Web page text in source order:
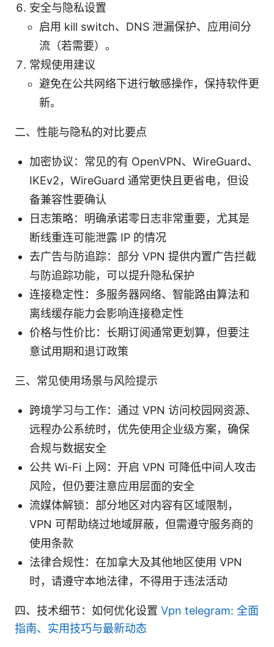
安全与隐私设置
启用 kill switch、DNS 泄漏保护、应用间分
流（若需要）。
常规使用建议
避免在公共网络下进行敏感操作，保持软件更
新。
二、性能与隐私的对比要点
加密协议：常见的有 OpenVPN、WireGuard、
IKEv2，WireGuard 通常更快且更省电，但设
备兼容性要确认
日志策略：明确承诺零日志非常重要，尤其是
断线重连可能泄露 IP 的情况
去广告与防追踪：部分 VPN 提供内置广告拦截
与防追踪功能，可以提升隐私保护
连接稳定性：多服务器网络、智能路由算法和
离线缓存能力会影响连接稳定性
价格与性价比：长期订阅通常更划算，但要注
意试用期和退订政策
三、常见使用场景与风险提示
跨境学习与工作：通过 VPN 访问校园网资源、
远程办公系统时，优先使用企业级方案，确保
合规与数据安全
公共 Wi-Fi 上网：开启 VPN 可降低中间人攻击
风险，但仍要注意应用层面的安全
流媒体解锁：部分地区对内容有区域限制，
VPN 可帮助绕过地域屏蔽，但需遵守服务商的
使用条款
法律合规性：在加拿大及其他地区使用 VPN
时，请遵守本地法律，不得用于违法活动
四、技术细节：如何优化设置 Vpn telegram: 全面
指南、实用技巧与最新动态